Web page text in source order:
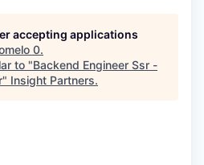
accepting applications
0.
to "Backend Engineer Ssr -
" Insight Partners.